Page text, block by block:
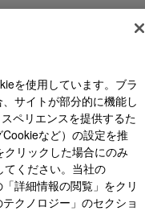
を使用しています。ブラ
サイトが部分的に機能し
ペリエンスを提供するた
など）の設定を推
リックした場合にのみ
ください。当社の
詳細情報の閲覧」をクリ
クノロジー」のセクショ